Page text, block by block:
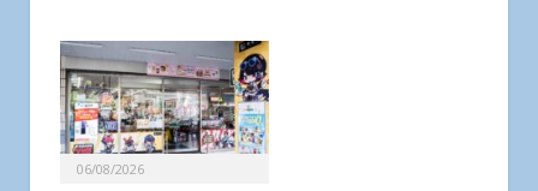
06/08/2026